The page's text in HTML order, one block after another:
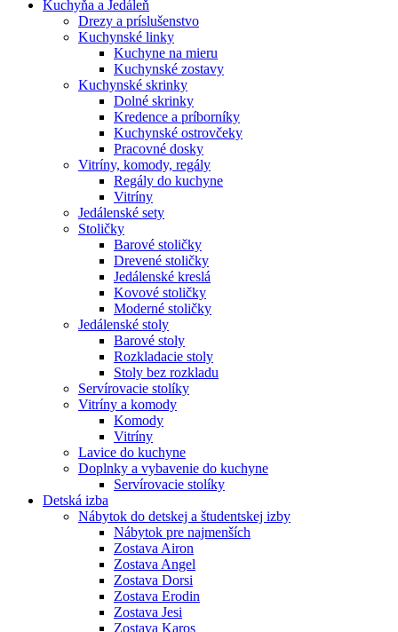
Kuchyňa a Jedáleň
Drezy a príslušenstvo
Kuchynské linky
Kuchyne na mieru
Kuchynské zostavy
Kuchynské skrinky
Dolné skrinky
Kredence a príborníky
Kuchynské ostrovčeky
Pracovné dosky
Vitríny, komody, regály
Regály do kuchyne
Vitríny
Jedálenské sety
Stoličky
Barové stoličky
Drevené stoličky
Jedálenské kreslá
Kovové stoličky
Moderné stoličky
Jedálenské stoly
Barové stoly
Rozkladacie stoly
Stoly bez rozkladu
Servírovacie stolíky
Vitríny a komody
Komody
Vitríny
Lavice do kuchyne
Doplnky a vybavenie do kuchyne
Servírovacie stolíky
Detská izba
Nábytok do detskej a študentskej izby
Nábytok pre najmenších
Zostava Airon
Zostava Angel
Zostava Dorsi
Zostava Erodin
Zostava Jesi
Zostava Karos